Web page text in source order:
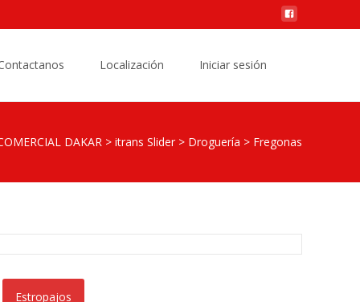
Localización Iniciar sesión
DAKAR > itrans Slider > Droguería > Fregonas
Estropajos